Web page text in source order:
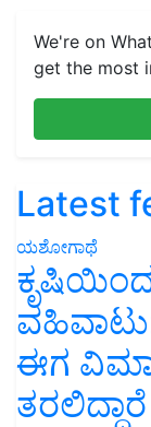
We're on
get the most
Latest
ಯಶೋಗಾಥೆ
ಈಗ